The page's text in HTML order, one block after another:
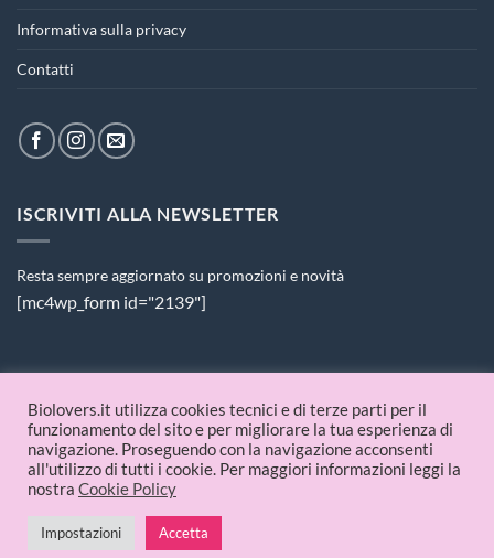
Informativa sulla privacy
Contatti
ISCRIVITI ALLA NEWSLETTER
Resta sempre aggiornato su promozioni e novità
[mc4wp_form id="2139"]
PAGAMENTI ACCETTATI
© 2026 Biolovers.it | P.IVA 09336481214
Biolovers.it utilizza cookies tecnici e di terze parti per il
funzionamento del sito e per migliorare la tua esperienza di
navigazione. Proseguendo con la navigazione acconsenti
all'utilizzo di tutti i cookie. Per maggiori informazioni leggi la
nostra Cookie Policy
Impostazioni Accetta